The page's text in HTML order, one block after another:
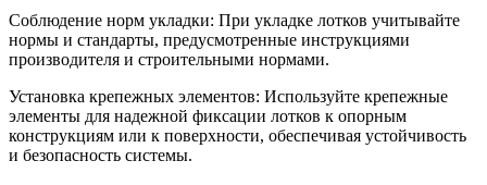
Соблюдение норм укладки: При укладке лотков учитывайте
нормы и стандарты, предусмотренные инструкциями
производителя и строительными нормами.
Установка крепежных элементов: Используйте крепежные
элементы для надежной фиксации лотков к опорным
конструкциям или к поверхности, обеспечивая устойчивость
и безопасность системы.